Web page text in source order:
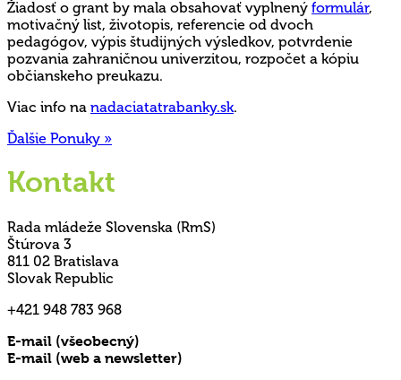
Žiadosť o grant by mala obsahovať vyplnený formulár,
motivačný list, životopis, referencie od dvoch
pedagógov, výpis študijných výsledkov, potvrdenie
pozvania zahraničnou univerzitou, rozpočet a kópiu
občianskeho preukazu.
Viac info na nadaciatatrabanky.sk.
Ďalšie Ponuky »
Kontakt
Rada mládeže Slovenska (RmS)
Štúrova 3
811 02 Bratislava
Slovak Republic
+421 948 783 968
E-mail (všeobecný)
E-mail (web a newsletter)